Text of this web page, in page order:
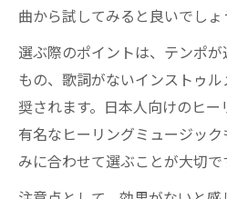
曲から試してみると良いでしょ
選ぶ際のポイントは、テンポ
もの、歌詞がないインストゥ
奨されます。日本人向けのヒ
有名なヒーリングミュージッ
みに合わせて選ぶことが大切で